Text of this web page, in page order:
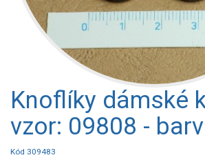
Knoflíky dámské
vzor: 09808 -
Kód 309483